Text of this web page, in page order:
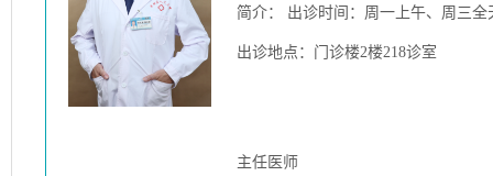
简介： 出诊时间：周一上午、周三全
出诊地点：门诊楼2楼218诊室
主任医师